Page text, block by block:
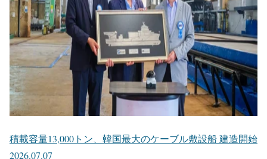
積載容量13,000トン、韓国最大のケーブル敷設船 建造開始
2026.07.07